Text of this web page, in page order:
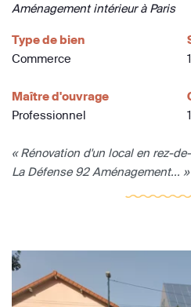
Aménagement intérieur à Paris
Type de bien
Commerce
Maître d'ouvrage
Professionnel
« Rénovation d'un local en rez-
La Défense 92 Aménagement... »